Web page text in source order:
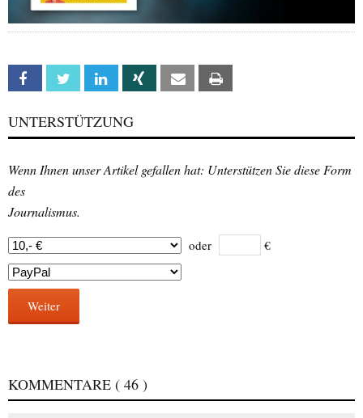
Facebook Twitter Linkedin Xing Email
UNTERSTÜTZUNG
Wenn Ihnen unser Artikel gefallen hat: Unterstützen Sie diese Form
des
Journalismus.
oder €
Weiter
KOMMENTARE ( 46 )